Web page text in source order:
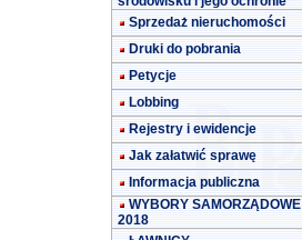
Sprzedaż nieruchomości
Druki do pobrania
Petycje
Lobbing
Rejestry i ewidencje
Jak załatwić sprawę
Informacja publiczna
WYBORY SAMORZĄDOWE
2018